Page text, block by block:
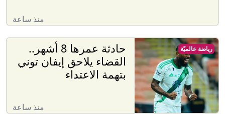
منذ ساعة
حادثة عمرها 8 أشهر..
القضاء يلاحق إيفان توني
بتهمة الاعتداء
منذ ساعة
رياضة عالميّة